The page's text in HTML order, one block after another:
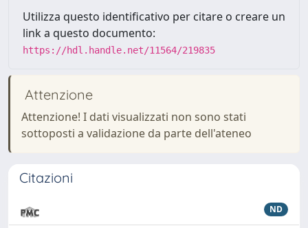
Utilizza questo identificativo per citare o creare un
link a questo documento:
https://hdl.handle.net/11564/219835
Attenzione
Attenzione! I dati visualizzati non sono stati
sottoposti a validazione da parte dell'ateneo
Citazioni
ND